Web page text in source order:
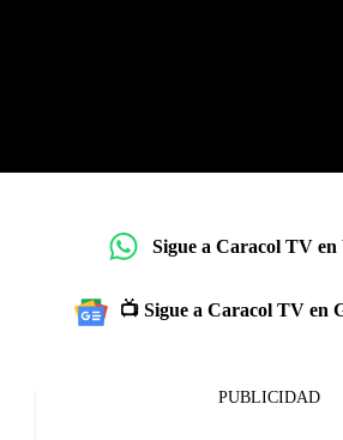
Sigue a Caracol TV
📺 Sigue a Caracol TV en
PUBLICIDAD